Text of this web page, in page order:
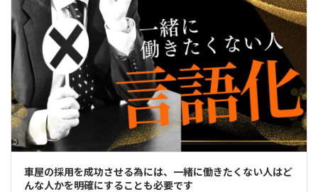
車屋の採用を成功させる為には、一緒に働きたくない人はど
んな人かを明確にすることも必要です